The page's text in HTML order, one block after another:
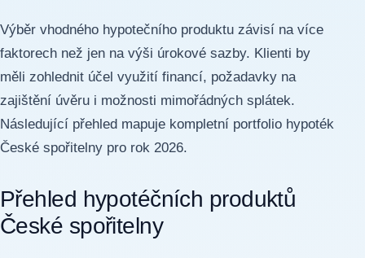
Výběr vhodného hypotečního produktu závisí na více
faktorech než jen na výši úrokové sazby. Klienti by
měli zohlednit účel využití financí, požadavky na
zajištění úvěru i možnosti mimořádných splátek.
Následující přehled mapuje kompletní portfolio hypoték
České spořitelny pro rok 2026.
Přehled hypotéčních produktů
České spořitelny